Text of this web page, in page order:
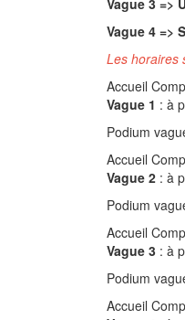
Vague 4 =>
Les horaires
Accueil
Vague 1 : à
Podium
Accueil
Vague 2 : à
Podium
Accueil
Vague 3 : à
Podium
Accueil